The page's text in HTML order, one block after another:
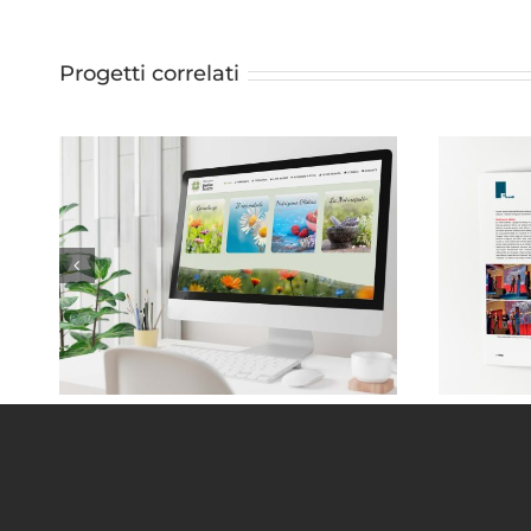
Progetti correlati